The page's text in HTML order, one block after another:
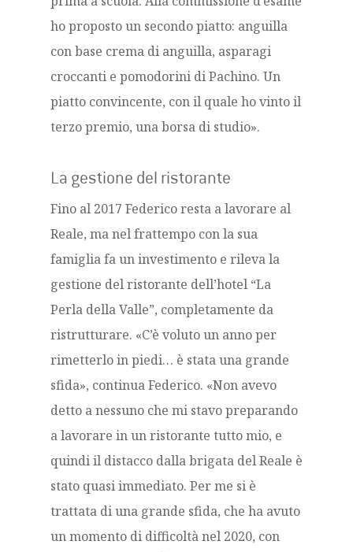
ho proposto un secondo piatto: anguilla
con base crema di anguilla, asparagi
croccanti e pomodorini di Pachino. Un
piatto convincente, con il quale ho vinto il
terzo premio, una borsa di studio».
La gestione del ristorante
Fino al 2017 Federico resta a lavorare al
Reale, ma nel frattempo con la sua
famiglia fa un investimento e rileva la
gestione del ristorante dell’hotel “La
Perla della Valle”, completamente da
ristrutturare. «C’è voluto un anno per
rimetterlo in piedi… è stata una grande
sfida», continua Federico. «Non avevo
detto a nessuno che mi stavo preparando
a lavorare in un ristorante tutto mio, e
quindi il distacco dalla brigata del Reale è
stato quasi immediato. Per me si è
trattata di una grande sfida, che ha avuto
un momento di difficoltà nel 2020, con